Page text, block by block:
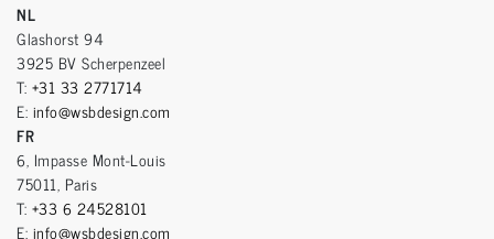
NL
Glashorst 94
3925 BV Scherpenzeel
T: +31 33 2771714
E: info@wsbdesign.com
FR
6, Impasse Mont-Louis
75011, Paris
T: +33 6 24528101
E: info@wsbdesign.com